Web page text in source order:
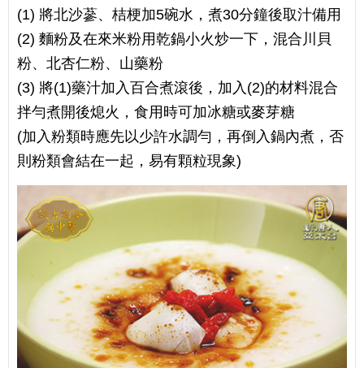
(1) 將北沙蔘、桔梗加5碗水，煮30分鐘後取汁備用
(2) 麵粉及在來米粉用乾鍋小火炒一下，混合川貝
粉、北杏仁粉、山藥粉
(3) 將(1)藥汁加入百合煮滾後，加入(2)的材料混合
拌勻煮開後熄火，食用時可加冰糖或麥芽糖
(加入粉類時應先以少許水調勻，再倒入鍋內煮，否
則粉類會結在一起，易有顆粒現象)